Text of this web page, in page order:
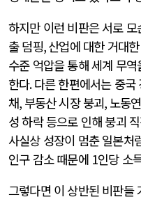
하지만 이런 비판은 서로 모
출 덤핑,산업에 대한 거대
수준 억압을 통해 세계 무
한다.다른 한편에서는 중국
채, 부동산 시장 붕괴, 노동
성 하락 등으로 인해 붕괴
사실상 성장이 멈춘 일본처
인구 감소 때문에 1인당 소
그렇다면 이 상반된 비판들